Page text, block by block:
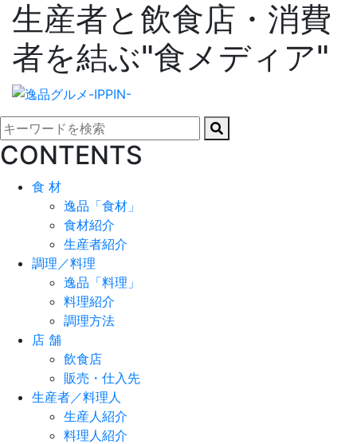
生産者と飲食店・消費
者を結ぶ"食メディア"
CONTENTS
食 材
逸品「食材」
食材紹介
生産者紹介
調理／料理
逸品「料理」
料理紹介
調理方法
店 舗
飲食店
販売・仕入先
生産者／料理人
生産人紹介
料理人紹介